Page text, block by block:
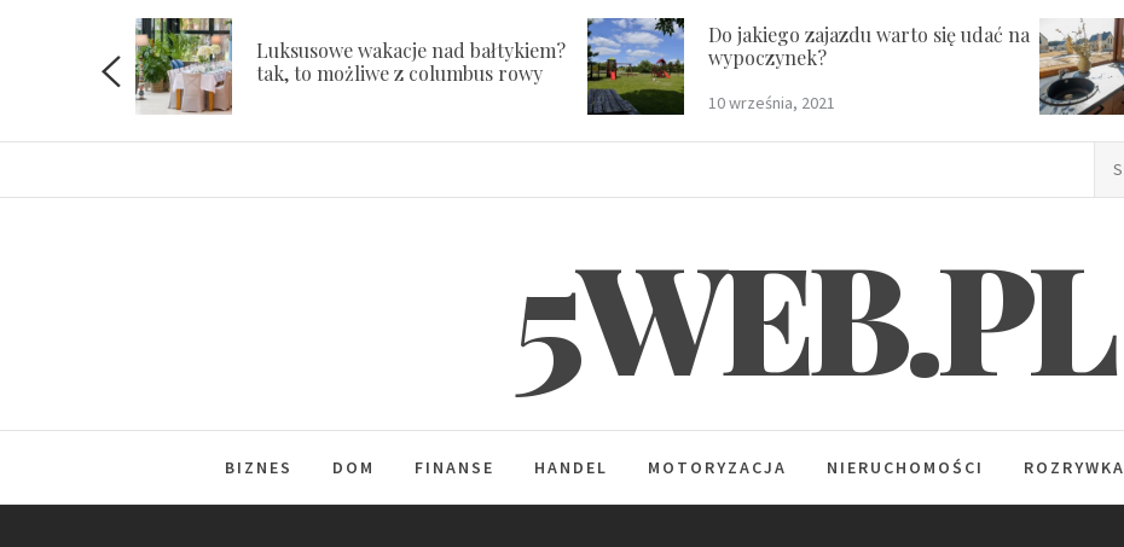
Luksusowe wakacje nad bałtykiem?
tak, to możliwe z columbus rowy
Do jakiego zajazdu warto się udać na
wypoczynek?
10 września, 2021
5WEB.PL
BIZNES DOM FINANSE HANDEL MOTORYZACJA NIERUCHOMOŚCI ROZRYWKA